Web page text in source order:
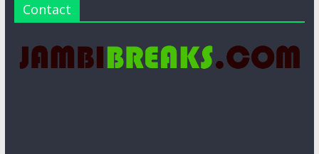
Contact